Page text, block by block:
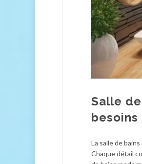
Salle
besoins
La salle de
Chaque détail